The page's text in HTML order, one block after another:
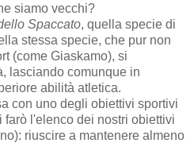
siamo vecchi?
Spaccato, quella specie di
stessa specie, che pur non
(come Giaskamo), si
lasciando comunque in
abilità atletica.
con uno degli obiettivi sportivi
l'elenco dei nostri obiettivi
riuscire a mantenere almeno